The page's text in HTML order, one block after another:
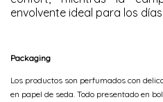
envolvente ideal para los
Packaging
Los productos son perfumados con
en papel de seda. Todo presentado en